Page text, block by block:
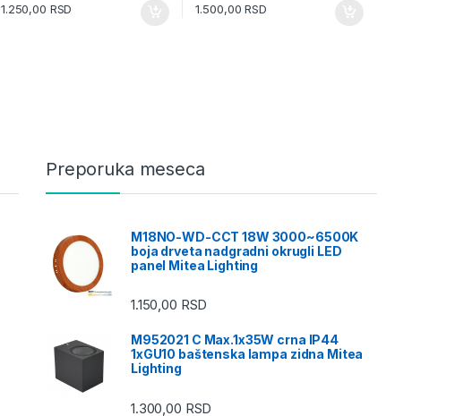
1.250,00 RSD 1.500,00RSD
Preporuka meseca
M18NO-WD-CCT 18W 3000~6500K
boja drveta nadgradni okrugli LED
panel Mitea Lighting
1.150,00 RSD
M952021 C Max.1x35W crna IP44
1xGU10 baštenska lampa zidna Mitea
Lighting
1.300,00 RSD